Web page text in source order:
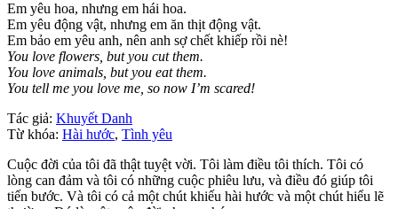
Em yêu hoa, nhưng em hái hoa.
Em yêu động vật, nhưng em ăn thịt động vật.
Em bảo em yêu anh, nên anh sợ chết khiếp rồi nè!
You love flowers, but you cut them.
You love animals, but you eat them.
You tell me you love me, so now I’m scared!
Tác giả: Khuyết Danh
Từ khóa: Hài hước, Tình yêu
Cuộc đời của tôi đã thật tuyệt vời. Tôi làm điều tôi thích. Tôi có
lòng can đảm và tôi có những cuộc phiêu lưu, và điều đó giúp tôi
tiến bước. Và tôi có cả một chút khiếu hài hước và một chút hiểu lẽ